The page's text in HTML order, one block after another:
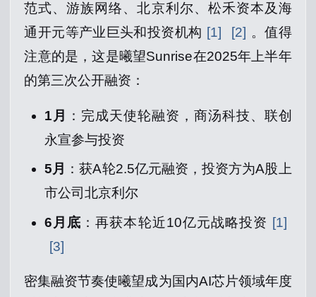
范式、游族网络、北京利尔、松禾资本及海
通开元等产业巨头和投资机构 [1] [2] 。值得
注意的是，这是曦望Sunrise在2025年上半年
的第三次公开融资：
1月
：完成天使轮融资，商汤科技、联创
永宣参与投资
5月
：获A轮2.5亿元融资，投资方为A股上
市公司北京利尔
6月底 ：再获本轮近10亿元战略投资 [1]
[3]
密集融资节奏使曦望成为国内AI芯片领域年度